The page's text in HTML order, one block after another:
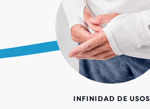
INFINIDAD DE USOS